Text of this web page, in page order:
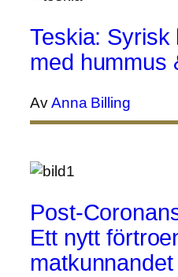
Teskia: Syrisk
med hummus
AvAnna Billing
Post-
Ett nytt
matkunnandet